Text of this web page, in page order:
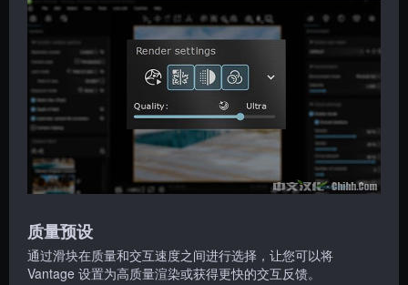
质量预设
通过滑块在质量和交互速度之间进行选择，让您可以将
Vantage 设置为高质量渲染或获得更快的交互反馈。